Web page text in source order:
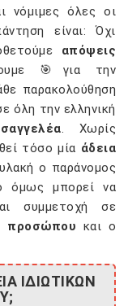
νόμιμες όλες οι
είναι: Όχι
απόψεις
🎯για την
παρακολούθηση
όλη την ελληνική
. Χωρίς
τόσο μία άδεια
ο παράνομος
όμως μπορεί να
συμμετοχή σε
προσώπου και ο
ΙΔΙΩΤΙΚΩΝ